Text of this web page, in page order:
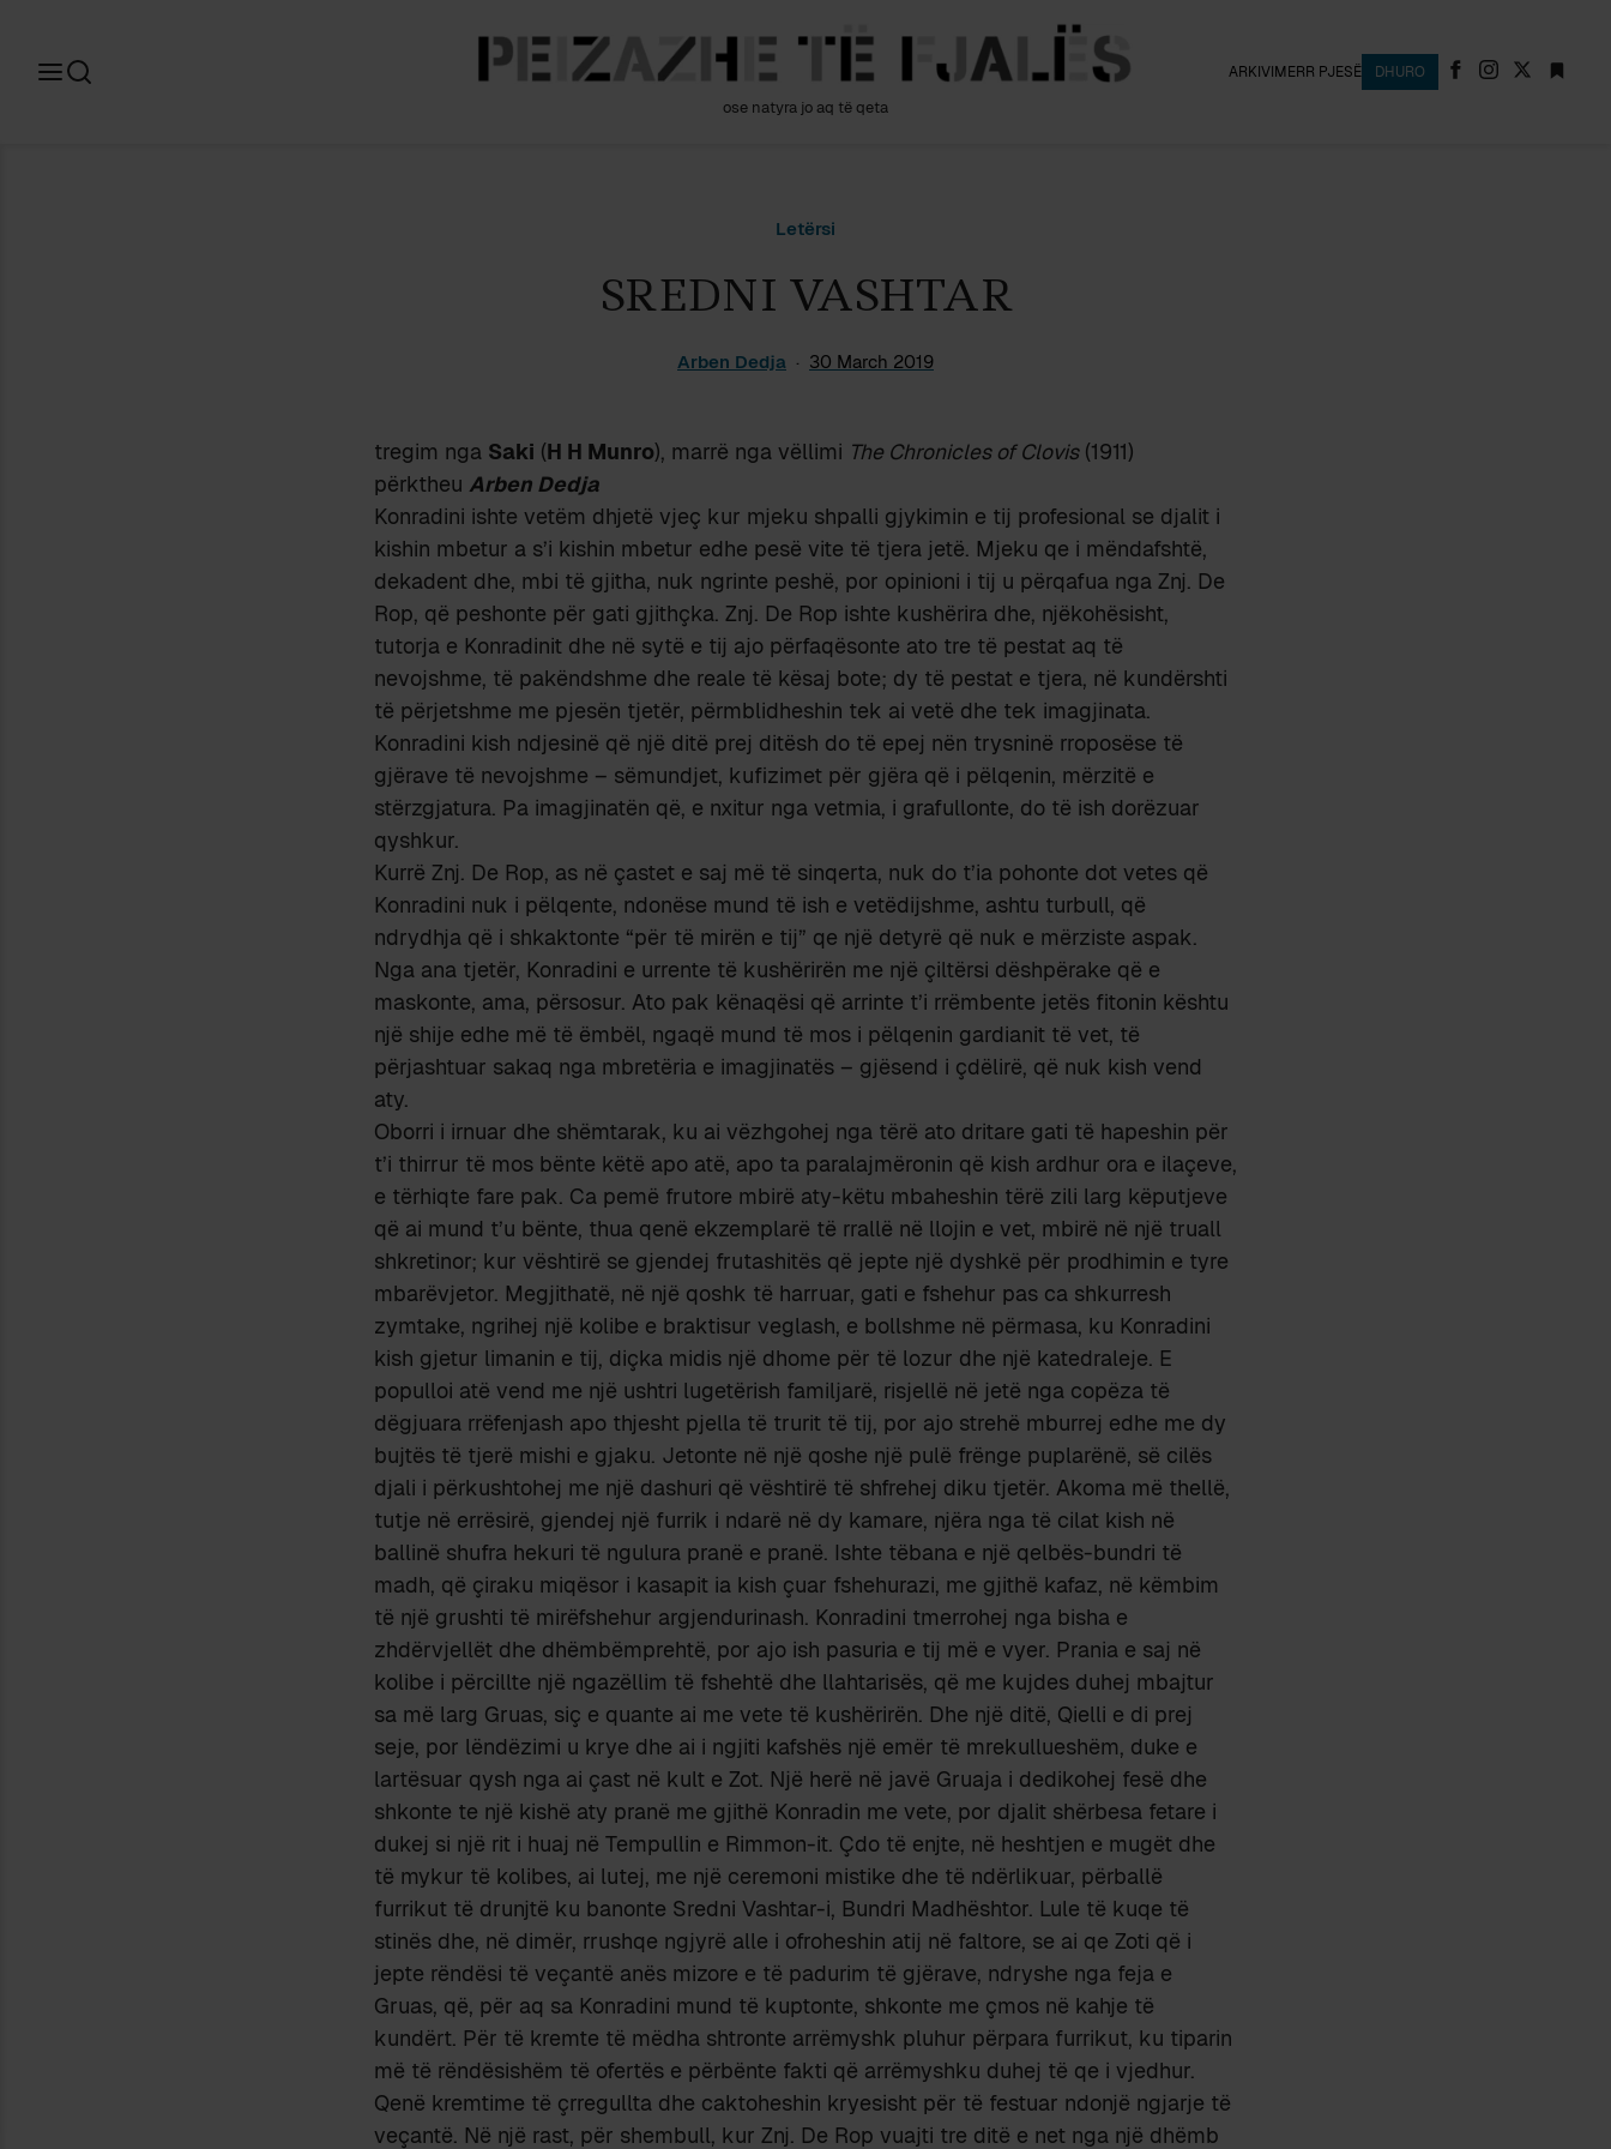
ose natyra jo aq të qeta
ARKIVIMERR PJESË DHURO
Letërsi
SREDNI VASHTAR
Arben Dedja 30 March 2019
tregim nga Saki (H H Munro), marrë nga vëllimi The Chronicles of Clovis(1911)
përktheu Arben Dedja
Konradini ishte vetëm dhjetë vjeç kur mjeku shpalli gjykimin e tij profesional se djalit i
kishin mbetur a s’i kishin mbetur edhe pesë vite të tjera jetë. Mjeku qe i mëndafshtë,
dekadent dhe, mbi të gjitha, nuk ngrinte peshë, por opinioni i tij u përqafua nga Znj. De
Rop, që peshonte për gati gjithçka. Znj. De Rop ishte kushërira dhe, njëkohësisht,
tutorja e Konradinit dhe në sytë e tij ajo përfaqësonte ato tre të pestat aq të
nevojshme, të pakëndshme dhe reale të kësaj bote; dy të pestat e tjera, në kundërshti
të përjetshme me pjesën tjetër, përmblidheshin tek ai vetë dhe tek imagjinata.
Konradini kish ndjesinë që një ditë prej ditësh do të epej nën trysninë rroposëse të
gjërave të nevojshme – sëmundjet, kufizimet për gjëra që i pëlqenin, mërzitë e
stërzgjatura. Pa imagjinatën që, e nxitur nga vetmia, i grafullonte, do të ish dorëzuar
qyshkur.
Kurrë Znj. De Rop, as në çastet e saj më të sinqerta, nuk do t’ia pohonte dot vetes që
Konradini nuk i pëlqente, ndonëse mund të ish e vetëdijshme, ashtu turbull, që
ndrydhja që i shkaktonte “për të mirën e tij” qe një detyrë që nuk e mërziste aspak.
Nga ana tjetër, Konradini e urrente të kushërirën me një çiltërsi dëshpërake që e
maskonte, ama, përsosur. Ato pak kënaqësi që arrinte t’i rrëmbente jetës fitonin kështu
një shije edhe më të ëmbël, ngaqë mund të mos i pëlqenin gardianit të vet, të
përjashtuar sakaq nga mbretëria e imagjinatës – gjësend i çdëlirë, që nuk kish vend
aty.
Oborri i irnuar dhe shëmtarak, ku ai vëzhgohej nga tërë ato dritare gati të hapeshin për
t’i thirrur të mos bënte këtë apo atë, apo ta paralajmëronin që kish ardhur ora e ilaçeve,
e tërhiqte fare pak. Ca pemë frutore mbirë aty-këtu mbaheshin tërë zili larg këputjeve
që ai mund t’u bënte, thua qenë ekzemplarë të rrallë në llojin e vet, mbirë në një truall
shkretinor; kur vështirë se gjendej frutashitës që jepte një dyshkë për prodhimin e tyre
mbarëvjetor. Megjithatë, në një qoshk të harruar, gati e fshehur pas ca shkurresh
zymtake, ngrihej një kolibe e braktisur veglash, e bollshme në përmasa, ku Konradini
kish gjetur limanin e tij, diçka midis një dhome për të lozur dhe një katedraleje. E
populloi atë vend me një ushtri lugetërish familjarë, risjellë në jetë nga copëza të
dëgjuara rrëfenjash apo thjesht pjella të trurit të tij, por ajo strehë mburrej edhe me dy
bujtës të tjerë mishi e gjaku. Jetonte në një qoshe një pulë frënge puplarënë, së cilës
djali i përkushtohej me një dashuri që vështirë të shfrehej diku tjetër. Akoma më thellë,
tutje në errësirë, gjendej një furrik i ndarë në dy kamare, njëra nga të cilat kish në
ballinë shufra hekuri të ngulura pranë e pranë. Ishte tëbana e një qelbës-bundri të
madh, që çiraku miqësor i kasapit ia kish çuar fshehurazi, me gjithë kafaz, në këmbim
të një grushti të mirëfshehur argjendurinash. Konradini tmerrohej nga bisha e
zhdërvjellët dhe dhëmbëmprehtë, por ajo ish pasuria e tij më e vyer. Prania e saj në
kolibe i përcillte një ngazëllim të fshehtë dhe llahtarisës, që me kujdes duhej mbajtur
sa më larg Gruas, siç e quante ai me vete të kushërirën. Dhe një ditë, Qielli e di prej
seje, por lëndëzimi u krye dhe ai i ngjiti kafshës një emër të mrekullueshëm, duke e
lartësuar qysh nga ai çast në kult e Zot. Një herë në javë Gruaja i dedikohej fesë dhe
shkonte te një kishë aty pranë me gjithë Konradin me vete, por djalit shërbesa fetare i
dukej si një rit i huaj në Tempullin e Rimmon-it. Çdo të enjte, në heshtjen e mugët dhe
të mykur të kolibes, ai lutej, me një ceremoni mistike dhe të ndërlikuar, përballë
furrikut të drunjtë ku banonte Sredni Vashtar-i, Bundri Madhështor. Lule të kuqe të
stinës dhe, në dimër, rrushqe ngjyrë alle i ofroheshin atij në faltore, se ai qe Zoti që i
jepte rëndësi të veçantë anës mizore e të padurim të gjërave, ndryshe nga feja e
Gruas, që, për aq sa Konradini mund të kuptonte, shkonte me çmos në kahje të
kundërt. Për të kremte të mëdha shtronte arrëmyshk pluhur përpara furrikut, ku tiparin
më të rëndësishëm të ofertës e përbënte fakti që arrëmyshku duhej të qe i vjedhur.
Qenë kremtime të çrregullta dhe caktoheshin kryesisht për të festuar ndonjë ngjarje të
veçantë. Në një rast, për shembull, kur Znj. De Rop vuajti tre ditë e net nga një dhëmb